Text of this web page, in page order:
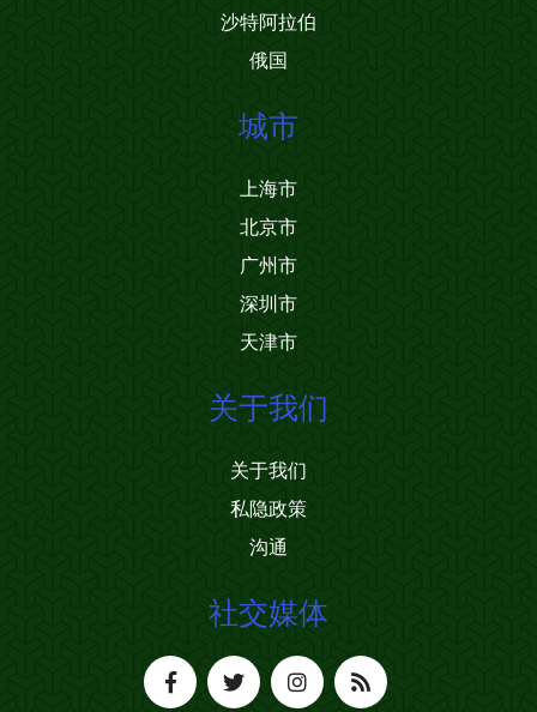
沙特阿拉伯
俄国
城市
上海市
北京市
广州市
深圳市
天津市
关于我们
关于我们
私隐政策
沟通
社交媒体